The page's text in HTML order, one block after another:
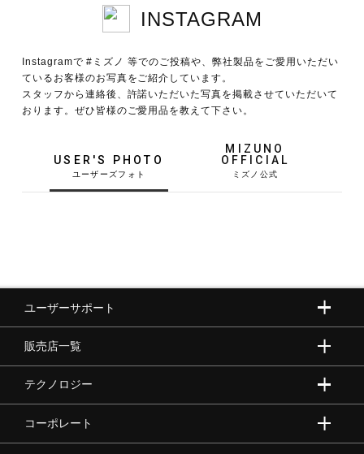
サッカー／フットサル
トレーニング
ゴルフ
バレーボール
バドミントン
INSTAGRAM
Instagramで #ミズノ 等でのご投稿や、弊社製品をご愛用いただい
ているお客様のお写真をご紹介しています。
スタッフから連絡後、許諾いただいた写真を掲載させていただいて
おります。ぜひ皆様のご愛用品を教えて下さい。
USER'S PHOTO
MIZUNO
OFFICIAL
ユーザーサポート
販売店一覧
テクノロジー
コーポレート